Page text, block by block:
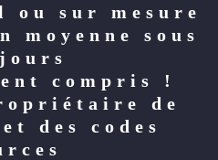
sur mesure
moyenne sous
compris !
de
des codes